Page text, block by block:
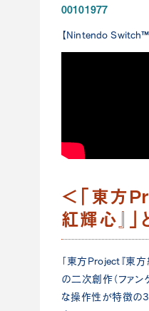
00101977
【Nintendo Switch™
＜「東⽅
紅輝⼼』」
「東⽅Project『東
の⼆次創作（ファン
な操作性が特徴の